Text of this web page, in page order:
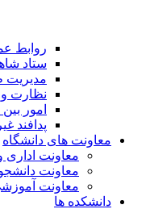
روابط
ستاد
مدیریت
نظارت و
امور
پدافند
معاونت های دانشگاه
معاونت اداری
معاونت
معاونت
دانشکده ها